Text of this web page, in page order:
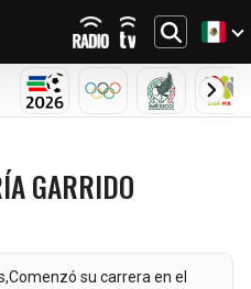
MUNDIAL 2026
OLÍMPICOS
GARRIDO
su carrera en el